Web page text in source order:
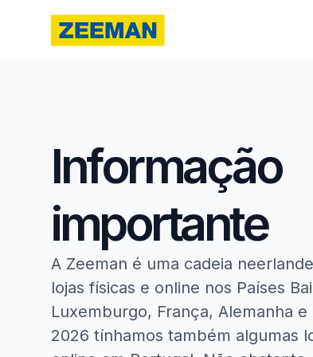
Informação
importante
A Zeeman é uma cadeia
lojas físicas e online nos Países
Luxemburgo, França, Alemanha
2026 tínhamos também algumas